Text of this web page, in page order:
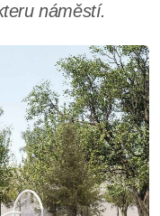
náměstí.